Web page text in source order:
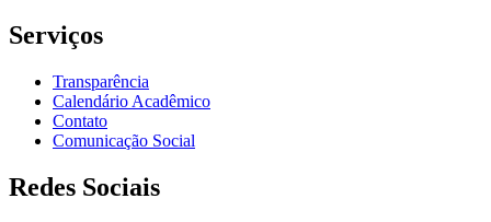
Serviços
Transparência
Calendário Acadêmico
Contato
Comunicação Social
Redes Sociais